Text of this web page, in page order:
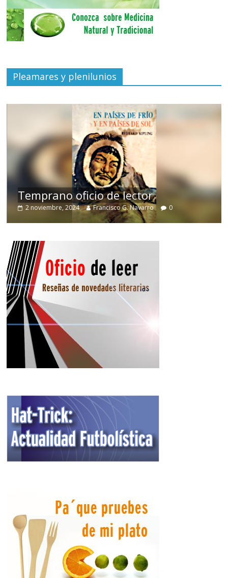
Pleamares y plenilunios
Temprano oficio de lector
2 noviembre, 2024 Francisco G. Navarro 0